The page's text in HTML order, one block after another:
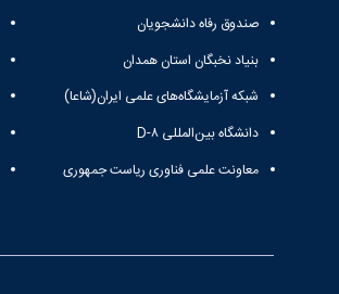
صندوق رفاه دانشجویان
بنیاد نخبگان استان همدان
شبکه آزمایشگاه‌های علمی ایران(شاعا)
دانشگاه بین‌المللی D-۸
معاونت علمی فناوری ریاست جمهوری